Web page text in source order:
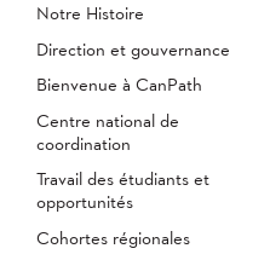
Notre Histoire
Direction et gouvernance
Bienvenue à CanPath
Centre national de
coordination
Travail des étudiants et
opportunités
Cohortes régionales